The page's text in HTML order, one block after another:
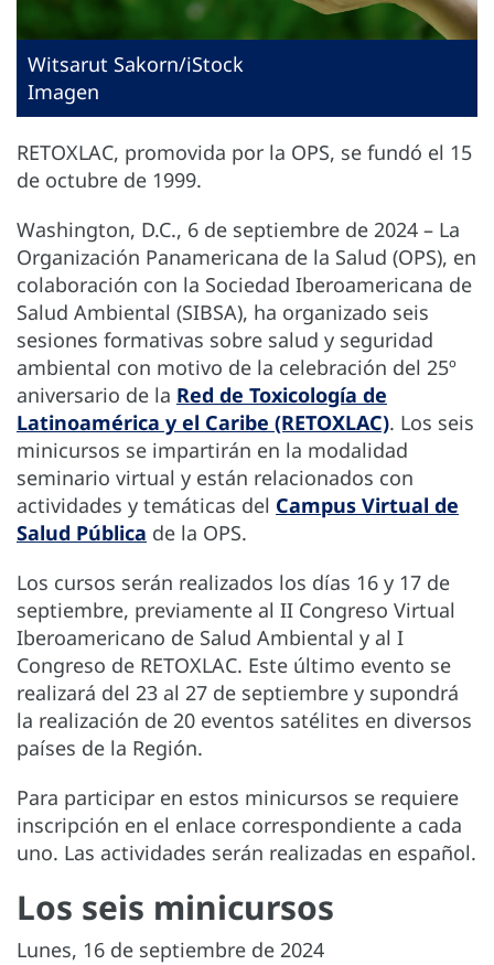
Witsarut Sakorn/iStock
Imagen
RETOXLAC, promovida por la OPS, se fundó el 15
de octubre de 1999.
Washington, D.C., 6 de septiembre de 2024 ­– La
Organización Panamericana de la Salud (OPS), en
colaboración con la Sociedad Iberoamericana de
Salud Ambiental (SIBSA), ha organizado seis
sesiones formativas sobre salud y seguridad
ambiental con motivo de la celebración del 25º
aniversario de la Red de Toxicología de
Latinoamérica y el Caribe (RETOXLAC). Los seis
minicursos se impartirán en la modalidad
seminario virtual y están relacionados con
actividades y temáticas del Campus Virtual de
Salud Pública de la OPS.
Los cursos serán realizados los días 16 y 17 de
septiembre, previamente al II Congreso Virtual
Iberoamericano de Salud Ambiental y al I
Congreso de RETOXLAC. Este último evento se
realizará del 23 al 27 de septiembre y supondrá
la realización de 20 eventos satélites en diversos
países de la Región.
Para participar en estos minicursos se requiere
inscripción en el enlace correspondiente a cada
uno. Las actividades serán realizadas en español.
Los seis minicursos
Lunes, 16 de septiembre de 2024